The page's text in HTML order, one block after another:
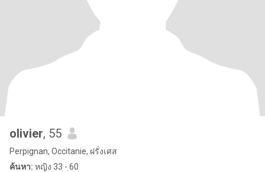
olivier, 55
Perpignan, Occitanie, ฝรั่งเศส
ค้นหา: หญิง 33 - 60